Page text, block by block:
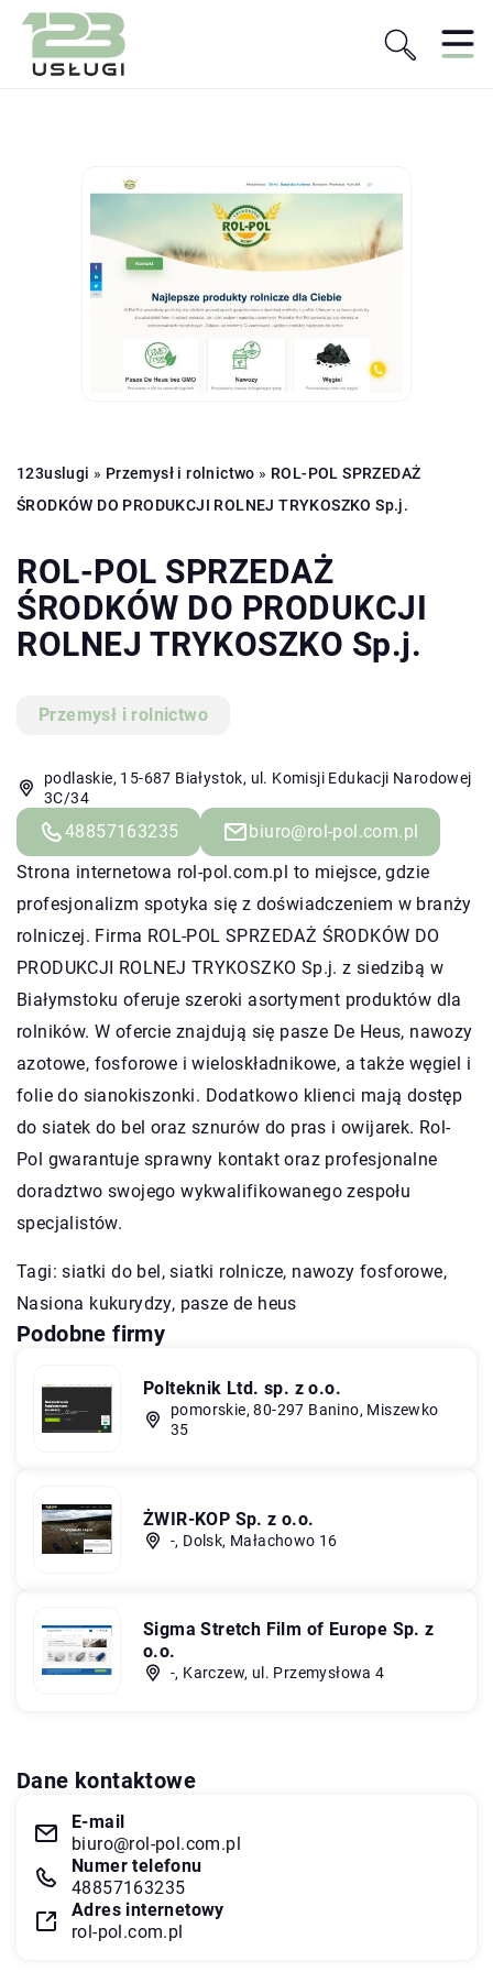
123uslugi » Przemysł i rolnictwo » ROL-POL SPRZEDAŻ
ŚRODKÓW DO PRODUKCJI ROLNEJ TRYKOSZKO Sp.j.
ROL-POL SPRZEDAŻ
ŚRODKÓW DO PRODUKCJI
ROLNEJ TRYKOSZKO Sp.j.
Przemysł i rolnictwo
podlaskie, 15-687 Białystok, ul. Komisji Edukacji Narodowej
3C/34
48857163235
biuro@rol-pol.com.pl
Strona internetowa rol-pol.com.pl to miejsce, gdzie
profesjonalizm spotyka się z doświadczeniem w branży
rolniczej. Firma ROL-POL SPRZEDAŻ ŚRODKÓW DO
PRODUKCJI ROLNEJ TRYKOSZKO Sp.j. z siedzibą w
Białymstoku oferuje szeroki asortyment produktów dla
rolników. W ofercie znajdują się pasze De Heus, nawozy
azotowe, fosforowe i wieloskładnikowe, a także węgiel i
folie do sianokiszonki. Dodatkowo klienci mają dostęp
do siatek do bel oraz sznurów do pras i owijarek. Rol-
Pol gwarantuje sprawny kontakt oraz profesjonalne
doradztwo swojego wykwalifikowanego zespołu
specjalistów.
Tagi: siatki do bel,siatki rolnicze, nawozy fosforowe,
Nasiona kukurydzy, pasze de heus
Podobne firmy
Polteknik Ltd. sp. z o.o.
pomorskie, 80-297 Banino, Miszewko
35
ŻWIR-KOP Sp. z o.o.
-, Dolsk, Małachowo 16
Sigma Stretch Film of Europe Sp. z
o.o.
-, Karczew, ul. Przemysłowa 4
Dane kontaktowe
E-mail
biuro@rol-pol.com.pl
Numer telefonu
48857163235
Adres internetowy
rol-pol.com.pl